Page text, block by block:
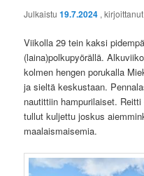
Julkaistu19.7.2024 ,
Viikolla 29 tein kaksi
(laina)polkupyörällä.
kolmen hengen porukalla
ja sieltä keskustaan.
nautittiin hampurilaiset.
tullut kuljettu joskus
maalaismaisemia.